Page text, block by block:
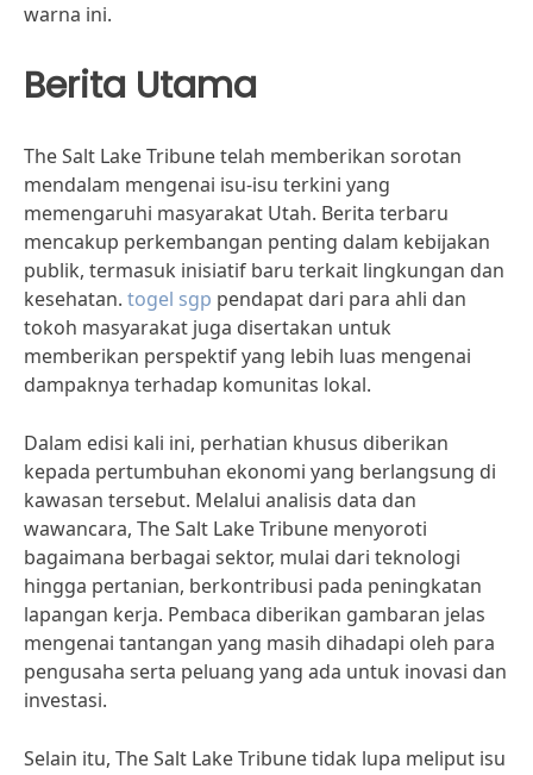
warna ini.
Berita Utama
The Salt Lake Tribune telah memberikan sorotan
mendalam mengenai isu-isu terkini yang
memengaruhi masyarakat Utah. Berita terbaru
mencakup perkembangan penting dalam kebijakan
publik, termasuk inisiatif baru terkait lingkungan dan
kesehatan. togel sgp pendapat dari para ahli dan
tokoh masyarakat juga disertakan untuk
memberikan perspektif yang lebih luas mengenai
dampaknya terhadap komunitas lokal.
Dalam edisi kali ini, perhatian khusus diberikan
kepada pertumbuhan ekonomi yang berlangsung di
kawasan tersebut. Melalui analisis data dan
wawancara, The Salt Lake Tribune menyoroti
bagaimana berbagai sektor, mulai dari teknologi
hingga pertanian, berkontribusi pada peningkatan
lapangan kerja. Pembaca diberikan gambaran jelas
mengenai tantangan yang masih dihadapi oleh para
pengusaha serta peluang yang ada untuk inovasi dan
investasi.
Selain itu, The Salt Lake Tribune tidak lupa meliput isu